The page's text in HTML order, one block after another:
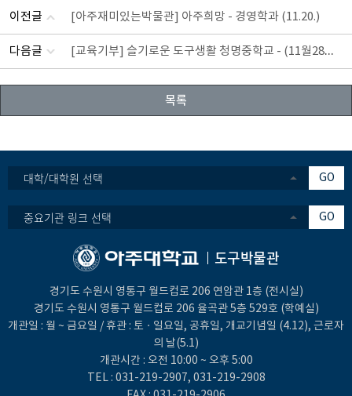
이전글 [아주재미있는박물관] 아주희망 - 경영학과 (11.20.)
다음글 [교육기부] 슬기로운 도구생활 청명중학교 - (11월28일, 12월11일)
목록
대학/대학원 선택 GO
중요기관 링크 선택 GO
도구박물관
경기도 수원시 영통구 월드컵로 206 연암관 1층 (전시실)
경기도 수원시 영통구 월드컵로 206 율곡관 5층 529호 (학예실)
개관일 : 월 ~ 금요일 / 휴관 : 토ㆍ일요일, 공휴일, 개교기념일 (4.12), 근로자
의 날(5.1)
개관시간 : 오전 10:00 ~ 오후 5:00
TEL : 031-219-2907, 031-219-2908